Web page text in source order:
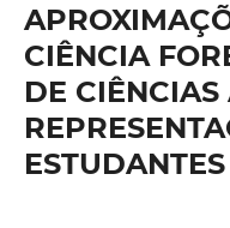
CIÊNCIA
DE
ESTUDANTES